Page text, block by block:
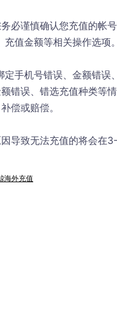
必谨慎确认您充值的帐
值金额等相关操作选项
手机号错误、金额错
错误、错选充值种类等
偿或赔偿。
导致无法充值的将会在
海外充值